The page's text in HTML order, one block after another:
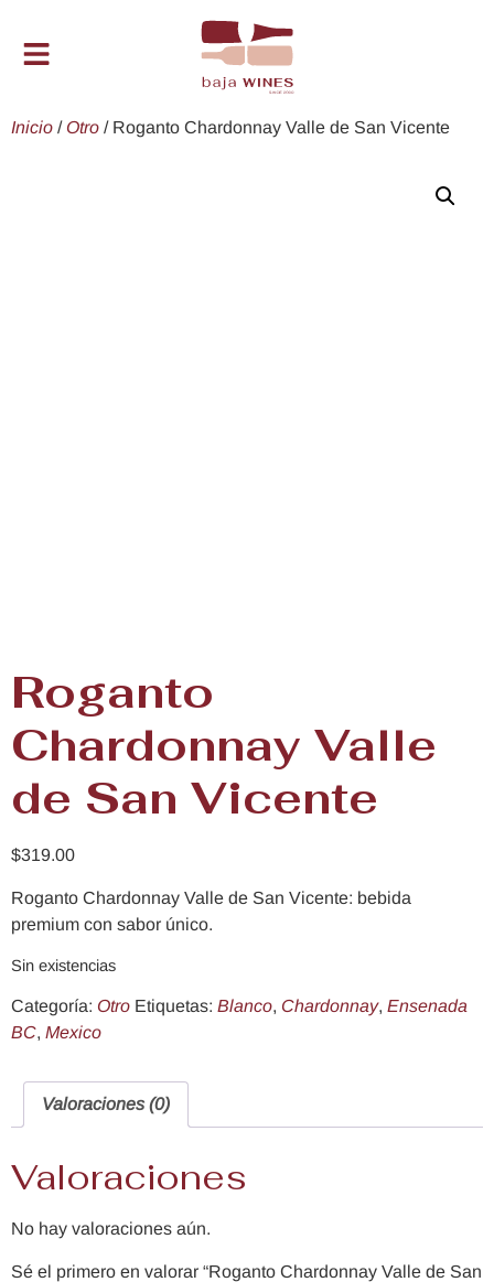
Inicio / Otro / Roganto Chardonnay Valle de San Vicente
Roganto
Chardonnay Valle
de San Vicente
$319.00
Roganto Chardonnay Valle de San Vicente: bebida
premium con sabor único.
Sin existencias
Categoría: Otro Etiquetas: Blanco, Chardonnay, Ensenada
BC, Mexico
Valoraciones (0)
Valoraciones
No hay valoraciones aún.
Sé el primero en valorar “Roganto Chardonnay Valle de San